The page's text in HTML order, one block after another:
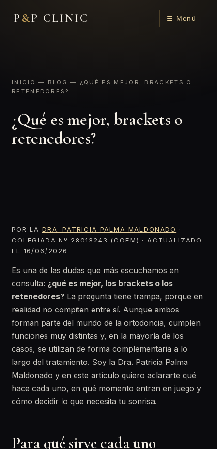
P &P CLINIC ☰ Menú
INICIO — BLOG — ¿QUÉ ES MEJOR, BRACKETS O
RETENEDORES?
¿Qué es mejor, brackets o
retenedores?
POR LA DRA. PATRICIA PALMA MALDONADO
·
COLEGIADA Nº 28013243 (COEM) · ACTUALIZADO
EL 16/06/2026
Es una de las dudas que más escuchamos en
consulta: ¿qué es mejor, los brackets o los
retenedores? La pregunta tiene trampa, porque en
realidad no compiten entre sí. Aunque ambos
forman parte del mundo de la ortodoncia, cumplen
funciones muy distintas y, en la mayoría de los
casos, se utilizan de forma complementaria a lo
largo del tratamiento. Soy la Dra. Patricia Palma
Maldonado y en este artículo quiero aclararte qué
hace cada uno, en qué momento entran en juego y
cómo decidir lo que necesita tu sonrisa.
Para qué sirve cada uno